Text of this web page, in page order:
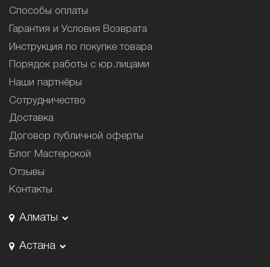
Способы оплаты
Гарантия и Условия Возврата
Инструкция по покупке товара
Порядок работы с юр.лицами
Наши партнёры
Сотрудничество
Доставка
Договор публичной оферты
Блог Мастерской
Отзывы
Контакты
Алматы
Астана